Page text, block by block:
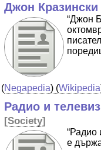
Джон Кразински
“Джон
(Negapedia) (Wikipedia
Радио и
[Society]
“Радио
е